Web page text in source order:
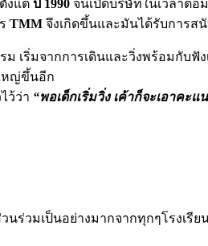
งแต่ ปี 1990 จนเปิดบริษัทในเวลาต่อ
TMM จึงเกิดขึ้นและมันได้รับการส
เริ่มจากการเดินและวิ่งพร้อมกับฟั
หญ่ขึ้นอีก
ว้ว่า “พอเด็กเริ่มวิ่ง เค้าก็จะเอาคะ
ร่วมเป็นอย่างมากจากทุกๆโรงเรีย